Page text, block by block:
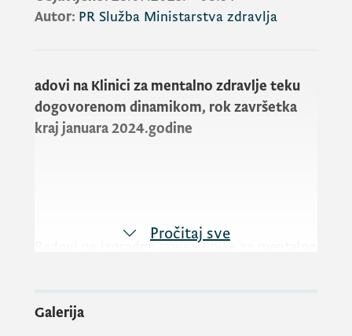
Autor: PR Služba Ministarstva zdravlja
adovi na Klinici za mentalno zdravlje teku
dogovorenom dinamikom, rok završetka
kraj januara 2024.godine
Radovi na izgradnji nove Klinike za mentalno
objekat u potpunosti biti završen krajem
Pročitaj sve
Galerija